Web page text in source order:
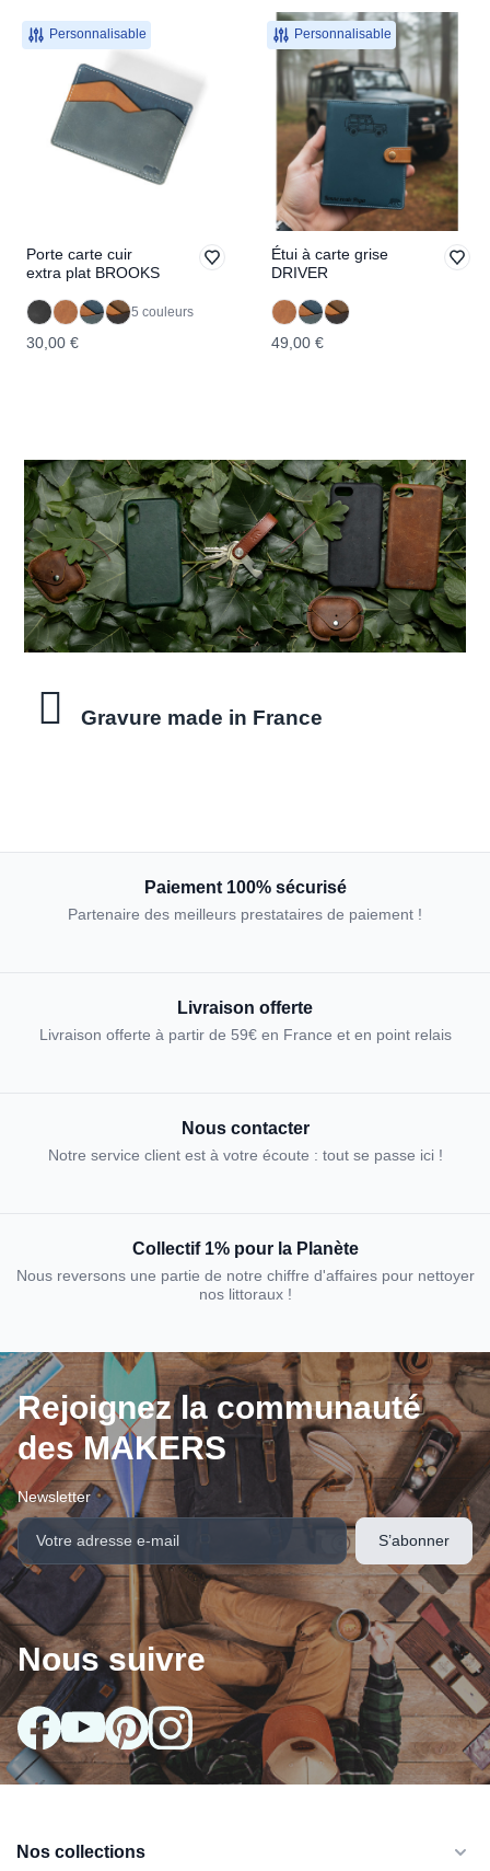
Personnalisable
Porte carte cuir
extra plat BROOKS
5 couleurs
30,00 €
Personnalisable
Étui à carte grise
DRIVER
49,00 €
Gravure made in France
Paiement 100% sécurisé
Partenaire des meilleurs prestataires de paiement !
Livraison offerte
Livraison offerte à partir de 59€ en France et en point relais
Nous contacter
Notre service client est à votre écoute : tout se passe ici !
Collectif 1% pour la Planète
Nous reversons une partie de notre chiffre d'affaires pour nettoyer
nos littoraux !
Rejoignez la communauté
des MAKERS
Newsletter
Nous suivre
Nos collections